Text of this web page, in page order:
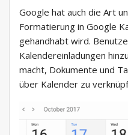
Google hat auch die Art
Formatierung in Google
gehandhabt wird.
Kalendereinladungen
macht, Dokumente und
über Kalender zu